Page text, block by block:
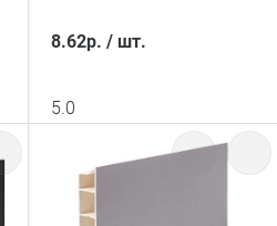
8.62р. / шт.
5.0